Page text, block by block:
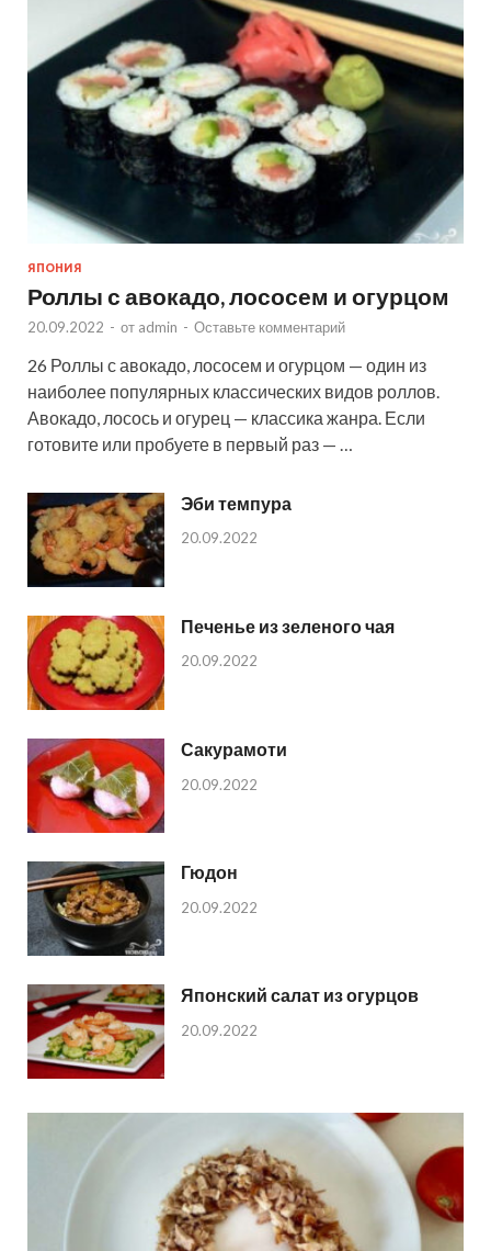
ЯПОНИЯ
Роллы с авокадо, лососем и огурцом
20.09.2022 - от admin - Оставьте комментарий
26 Роллы с авокадо, лососем и огурцом — один из
наиболее популярных классических видов роллов.
Авокадо, лосось и огурец — классика жанра. Если
готовите или пробуете в первый раз — …
Эби темпура
20.09.2022
Печенье из зеленого чая
20.09.2022
Сакурамоти
20.09.2022
Гюдон
20.09.2022
Японский салат из огурцов
20.09.2022